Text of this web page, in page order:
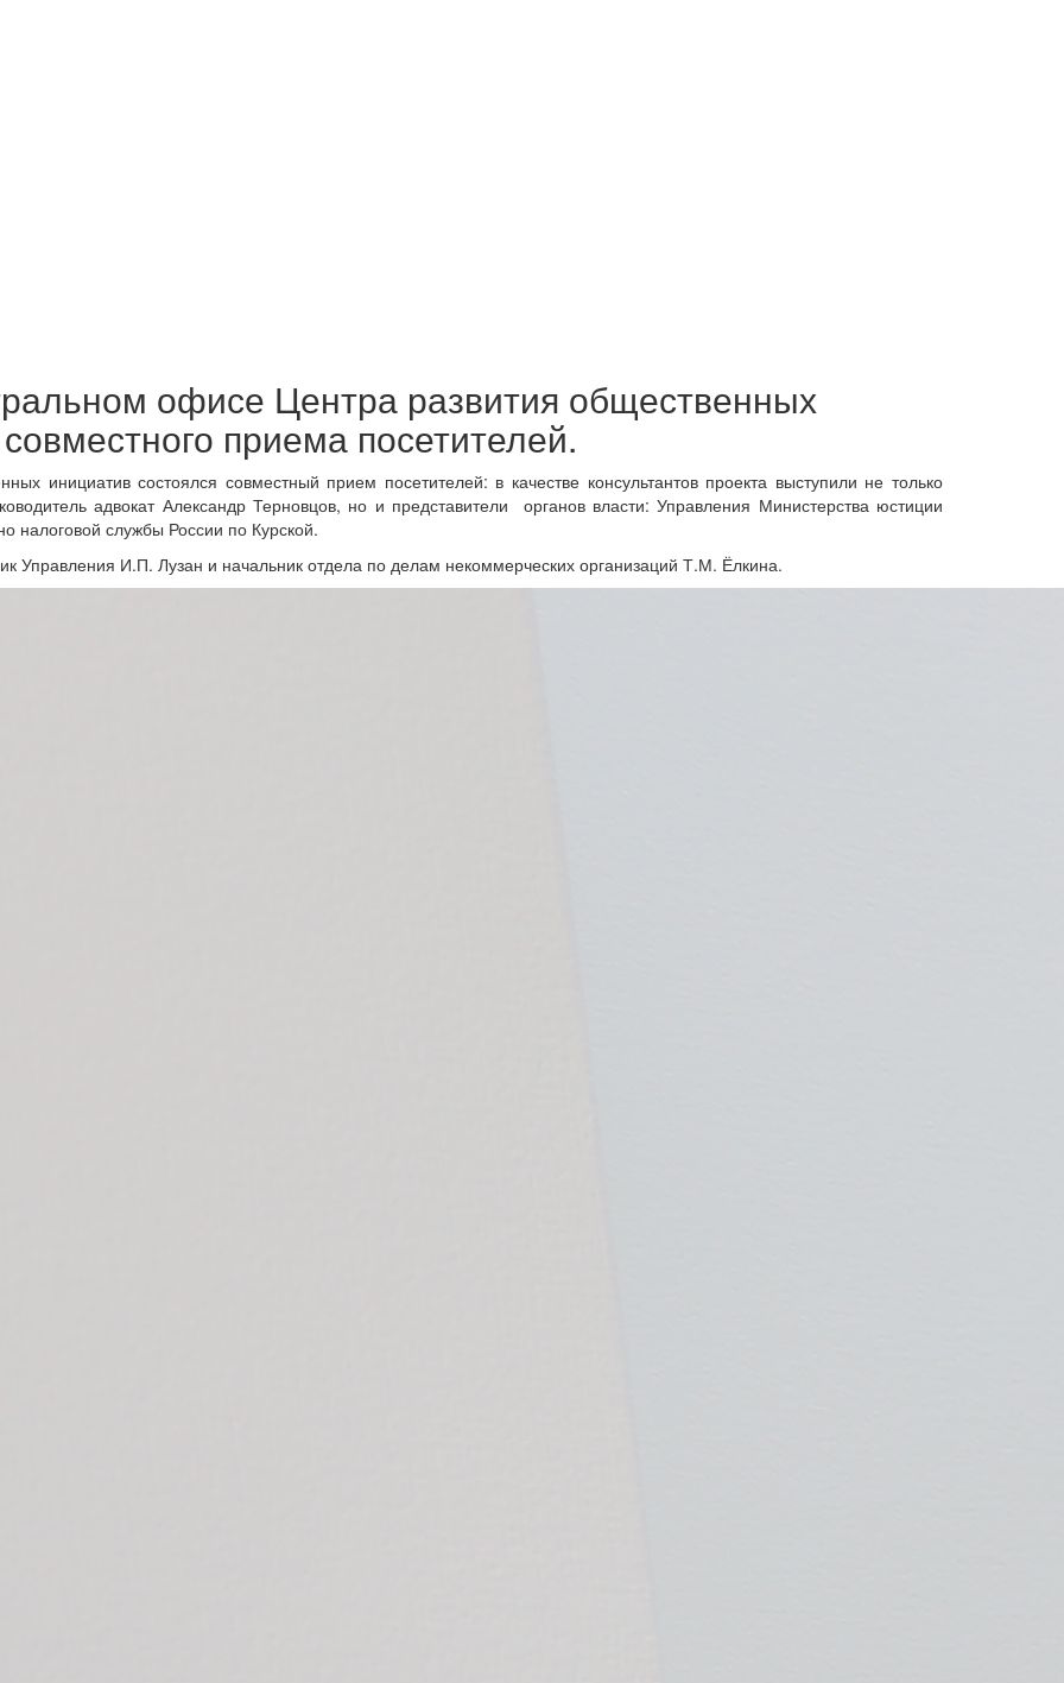
офисе Центра развития общественных
приема посетителей.
инициатив состоялся совместный прием посетителей: в качестве консультантов проекта выступили не только
адвокат Александр Терновцов, но и представители органов власти: Управления Министерства юстиции
налоговой службы России по Курской.
Управления И.П. Лузан и начальник отдела по делам некоммерческих организаций Т.М. Ёлкина.